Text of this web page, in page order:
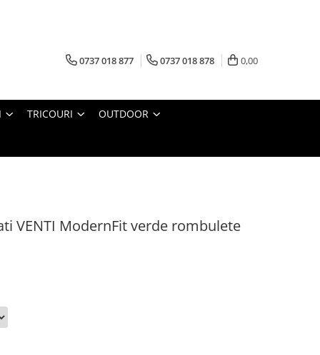
0737 018 877 0737 018 878 0,00
TRICOURI OUTDOOR
VENTI ModernFit verde rombulete